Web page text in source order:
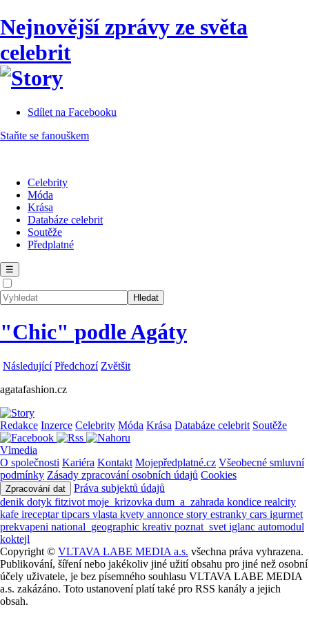
Nejnovější zprávy ze světa
celebrit
Sdílet na Facebooku
Staňte se fanouškem
Celebrity
Móda
Krása
Databáze celebrit
Soutěže
Předplatné
☰
"Chic" podle Agáty
Následující Předchozí Zvětšit
agatafashion.cz
Redakce Inzerce Celebrity Móda Krása Databáze celebrit Soutěže
Vlmedia
O společnosti Kariéra Kontakt Mojepředplatné.cz Všeobecné smluvní
podmínky Zásady zpracování osobních údajů Cookies
Zpracování dat
Práva subjektů údajů
denik dotyk fitzivot moje_krizovka dum_a_zahrada kondice realcity
kafe ireceptartipcars vlasta kvety annonce story estranky cars igurmet
prekvapeni national_geographic kreativ poznat_svet iglanc automodul
koktejl
Copyright © VLTAVA LABE MEDIA a.s. všechna práva vyhrazena.
Publikování, šíření nebo jakékoliv jiné užití obsahu pro jiné než osobní
účely uživatele, je bez písemného souhlasu VLTAVA LABE MEDIA
a.s. zakázáno. Toto ustanovení platí také pro RSS kanály a jejich
obsah.